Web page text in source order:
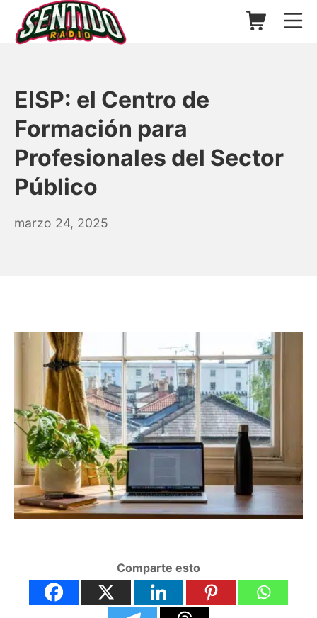
Saltar
contenido
Carrito de
EISP: el Centro de
Formación para
Profesionales del Sector
Público
marzo 24, 2025
Comparte esto